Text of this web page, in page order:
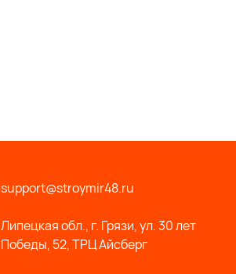
support@stroymir48.ru
Липецкая обл., г. Грязи, ул. 30 лет
Победы, 52, ТРЦ Айсберг